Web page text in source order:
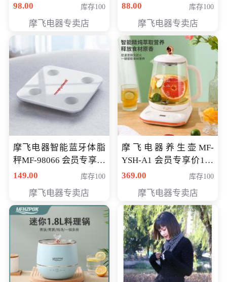
98.00
库存100
摩飞电器专卖店
88.00
库存100
摩飞电器专卖店
摩飞电器智能蓝牙体脂
秤MF-98066 会员专享价
98元
149.00 库存100
摩飞电器专卖店
摩飞电器养生壶MF-
YSH-A1 会员专享价198
元
369.00 库存100
摩飞电器专卖店